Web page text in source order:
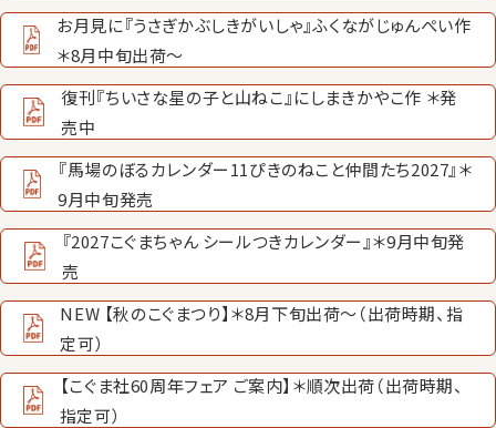
お月見に『うさぎかぶしきがいしゃ』ふくながじゅんぺい作
＊8月中旬出荷〜
復刊『ちいさな星の子と山ねこ』にしまきかやこ作 ＊発
売中
『馬場のぼるカレンダー11ぴきのねこと仲間たち2027』＊
9月中旬発売
『2027こぐまちゃん シールつきカレンダー』＊9月中旬発
売
NEW 【秋のこぐまつり】＊8月下旬出荷〜（出荷時期、指
定可）
【こぐま社60周年フェア ご案内】＊順次出荷（出荷時期、
指定可）